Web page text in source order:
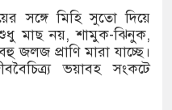
সঙ্গে মিহি সুতো দিয়ে
মাছ নয়, শামুক-ঝিনুক,
জলজ প্রাণি মারা যাচ্ছে।
ভয়াবহ সংকটে